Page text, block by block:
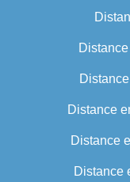
Distance
Distance
Distance